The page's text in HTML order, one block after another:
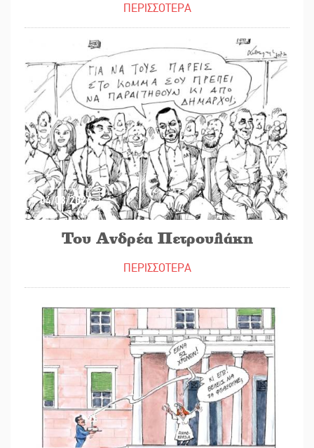
ΠΕΡΙΣΣΟΤΕΡΑ
04/08/2026
Του Ανδρέα Πετρουλάκη
ΠΕΡΙΣΣΟΤΕΡΑ